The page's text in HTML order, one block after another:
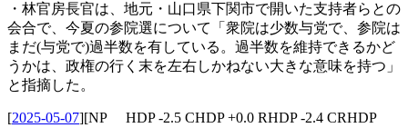
・林官房長官は、地元・山口県下関市で開いた支持者らとの
会合で、今夏の参院選について「衆院は少数与党で、参院は
まだ(与党で)過半数を有している。過半数を維持できるかど
うかは、政権の行く末を左右しかねない大きな意味を持つ」
と指摘した。
[2025-05-07][NP HDP -2.5 CHDP +0.0 RHDP -2.4 CRHDP